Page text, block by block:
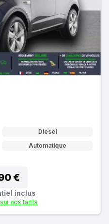
Diesel
Automatique
€
inclus
nos tarifs